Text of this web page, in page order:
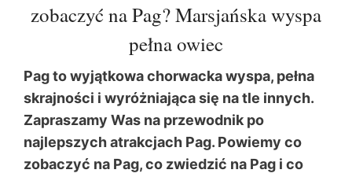
zobaczyć na Pag? Marsjańska wyspa
pełna owiec
Pag to wyjątkowa chorwacka wyspa, pełna
skrajności i wyróżniająca się na tle innych.
Zapraszamy Was na przewodnik po
najlepszych atrakcjach Pag. Powiemy co
zobaczyć na Pag, co zwiedzić na Pag i co